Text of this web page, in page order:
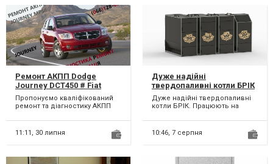
Ремонт АКПП Dodge
Journey DCT450 # Fiat
Freemont 62TE#
8U3R7000NG & 4872691AH,
68072176AA # : 68090721AD,
RX090721AD, R8090721AD,
68070538AB, R8070538AB,
68018555AA
Пропонуємо кваліфікований
ремонт та діагностику АКПП
CHRYSLER, FIAT Freem...
11:11, 30 липня
Дуже надійні
твердопаливні котли БРІК
Дуже надійні твердопаливні
котли БРІК. Працюють на
* Дрова (вологіст...
10:46, 7 серпня